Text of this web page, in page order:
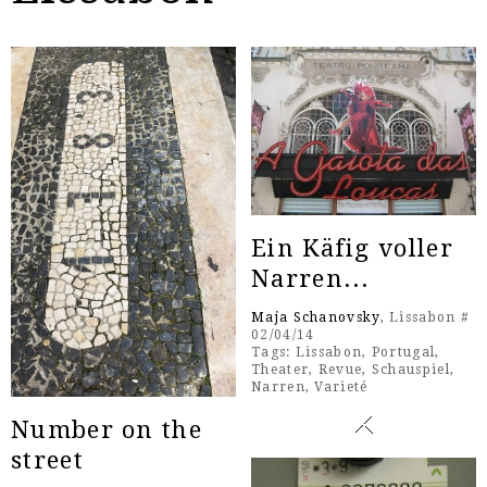
Number on the
street
Ein Käfig voller
Narren...
Maja Schanovsky, Lissabon #
02/04/14
Tags: Lissabon, Portugal,
Theater, Revue, Schauspiel,
Narren,Varieté